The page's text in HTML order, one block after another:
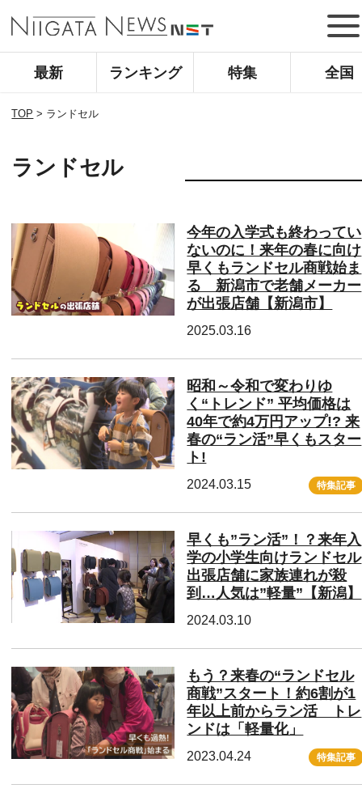
最新 ランキング 特集 全国
TOP > ランドセル
ランドセル
今年の入学式も終わってい
ないのに！来年の春に向け
早くもランドセル商戦始ま
る 新潟市で老舗メーカー
が出張店舗【新潟市】
2025.03.16
昭和～令和で変わりゆ
く“トレンド” 平均価格は
40年で約4万円アップ!? 来
春の“ラン活”早くもスター
ト!
2024.03.15 特集記事
早くも”ラン活”！？来年入
学の小学生向けランドセル
出張店舗に家族連れが殺
到…人気は”軽量”【新潟】
2024.03.10
もう？来春の“ランドセル
商戦”スタート！約6割が1
年以上前からラン活 トレ
ンドは「軽量化」
2023.04.24 特集記事